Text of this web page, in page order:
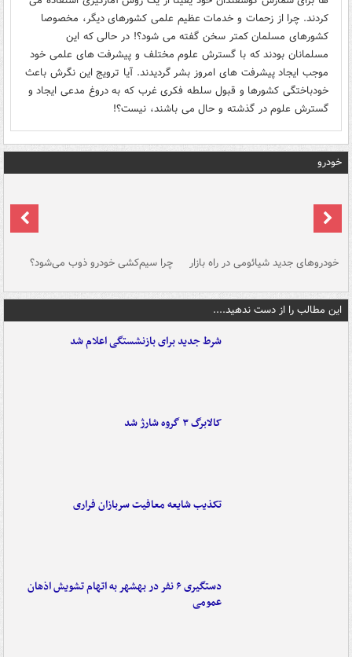
کردند. چرا از زحمات و خدمات عظیم علمی کشورهای دیگر، مخصوصا
کشورهای مسلمان کمتر سخن گفته می شود؟! در حالی که این
مسلمانان بودند که با گسترش علوم مختلف و پیشرفت های علمی خود
موجب ایجاد پیشرفت های امروز بشر گردیدند. آیا ترویج این نگرش باعث
خودباختگی کشورها و قبول سلطه فکری غرب که به دروغ مدعی ایجاد و
گسترش علوم در گذشته و حال می باشند، نیست؟!
خودرو
خودروهای جدید شیائومی در راه بازار چرا سیم‌کشی خودرو ذوب می‌شود؟
این مطالب را از دست ندهید....
شرط جدید برای بازنشستگی اعلام شد
کالابرگ ۳ گروه شارژ شد
تکذیب شایعه معافیت سربازان فراری
دستگیری ۶ نفر در بهشهر به اتهام تشویش اذهان
عمومی